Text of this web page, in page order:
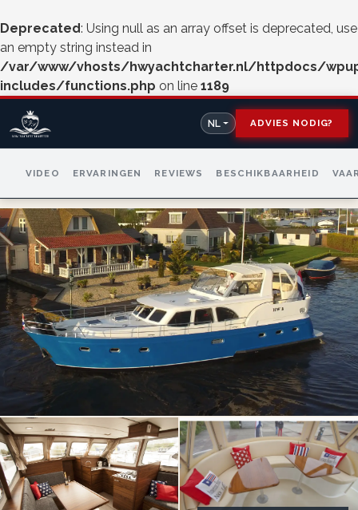
Deprecated: Using null as an array offset is deprecated, use
an empty string instead in
/var/www/vhosts/hwyachtcharter.nl/httpdocs/
includes/functions.php on line 1189
NL ADVIES NODIG?
VIDEO ERVARINGEN REVIEWS BESCHIKBAARHEID